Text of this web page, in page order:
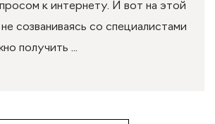
к интернету. И вот на этой
созваниваясь со специалистами
получить ...